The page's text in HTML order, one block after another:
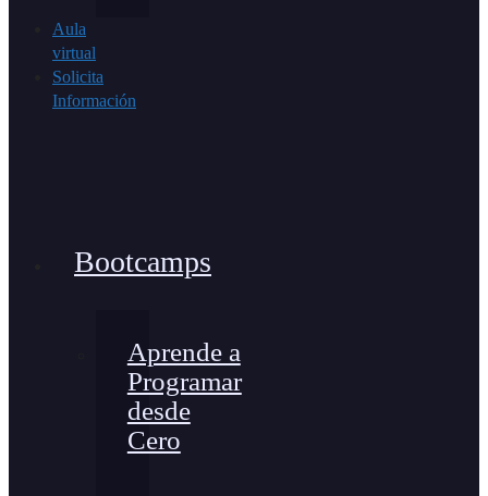
Aula
virtual
Solicita
Información
Bootcamps
Aprende a
Programar
desde
Cero